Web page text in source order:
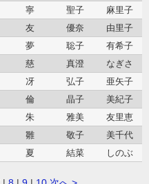
寧 聖子
麻里子
友 優奈
由里子
夢 聡子
有希子
慈 真澄
なぎさ
冴 弘子
亜矢子
倫 晶子
美紀子
朱 雅美
友里恵
雛 敬子
美千代
夏 結菜 しのぶ